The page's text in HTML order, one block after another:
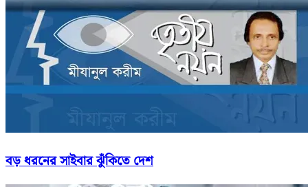
বড় ধরনের সাইবার ঝুঁকিতে দেশ